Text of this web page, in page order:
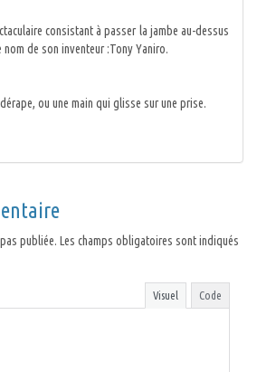
consistant à passer la jambe au-dessus
de son inventeur :Tony Yaniro.
ou une main qui glisse sur une prise.
publiée. Les champs obligatoires sont indiqués
Visuel Code